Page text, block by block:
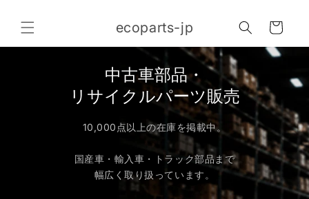
進む
ecoparts-jp
ー
ト
中古車部品・
リサイクルパーツ販売
10,000点以上の在庫を掲載中。
国産車・輸入車・トラック部品まで
幅広く取り扱っています。